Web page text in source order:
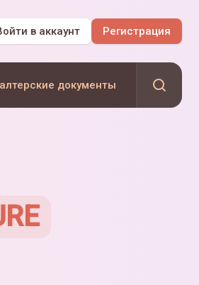
в аккаунт Регистрация
документы